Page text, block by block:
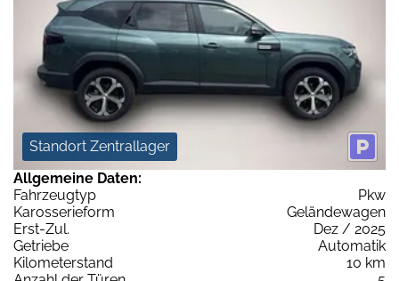
Standort Zentrallager
Allgemeine Daten:
Fahrzeugtyp
Pkw
Karosserieform
Geländewagen
Erst-Zul.
Dez / 2025
Getriebe
Automatik
Kilometerstand
10 km